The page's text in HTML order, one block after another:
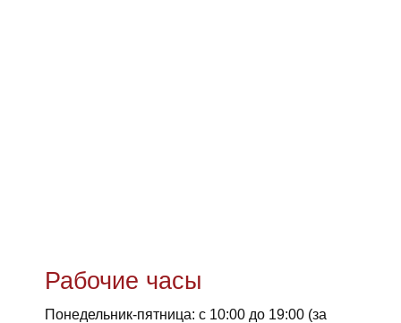
Рабочие часы
Понедельник-пятница: с 10:00 до 19:00 (за